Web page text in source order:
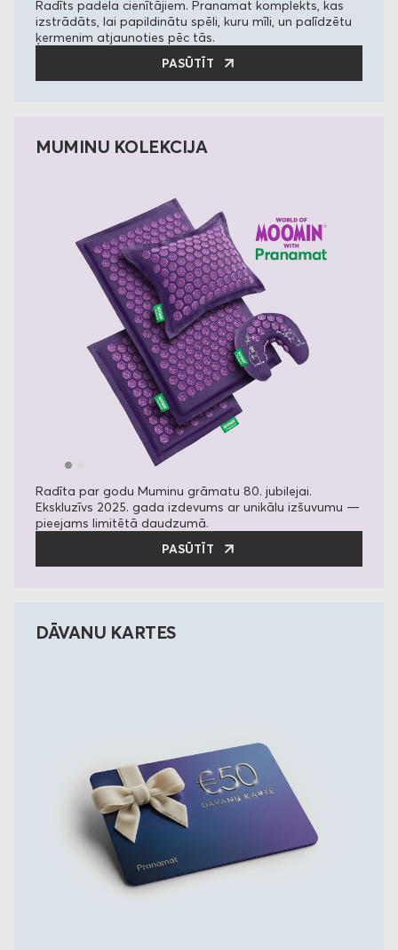
Radīts padela cienītājiem. Pranamat komplekts, kas
izstrādāts, lai papildinātu spēli, kuru mīli, un palīdzētu
ķermenim atjaunoties pēc tās.
PASŪTĪT
MUMINU KOLEKCIJA
Radīta par godu Muminu grāmatu 80. jubilejai.
Ekskluzīvs 2025. gada izdevums ar unikālu izšuvumu —
pieejams limitētā daudzumā.
PASŪTĪT
DĀVANU KARTES